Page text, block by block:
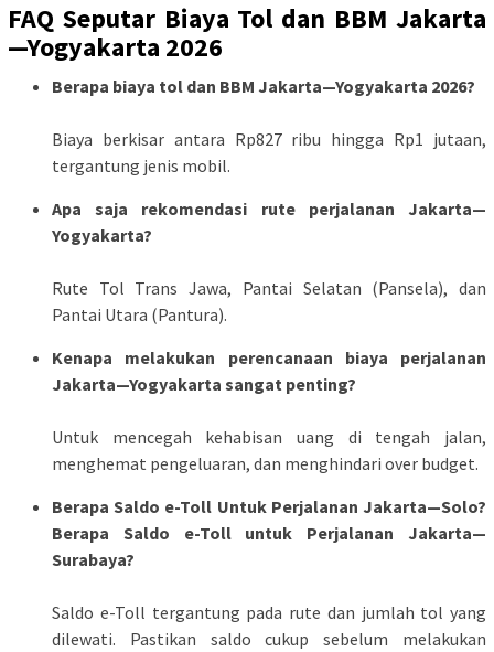
FAQ Seputar Biaya Tol dan BBM Jakarta
—Yogyakarta 2026
Berapa biaya tol dan BBM Jakarta—Yogyakarta 2026?
Biaya berkisar antara Rp827 ribu hingga Rp1 jutaan,
tergantung jenis mobil.
Apa saja rekomendasi rute perjalanan Jakarta—
Yogyakarta?
Rute Tol Trans Jawa, Pantai Selatan (Pansela), dan
Pantai Utara (Pantura).
Kenapa melakukan perencanaan biaya perjalanan
Jakarta—Yogyakarta sangat penting?
Untuk mencegah kehabisan uang di tengah jalan,
menghemat pengeluaran, dan menghindari over budget.
Berapa Saldo e-Toll Untuk Perjalanan Jakarta—Solo?
Berapa Saldo e-Toll untuk Perjalanan Jakarta—
Surabaya?
Saldo e-Toll tergantung pada rute dan jumlah tol yang
dilewati. Pastikan saldo cukup sebelum melakukan